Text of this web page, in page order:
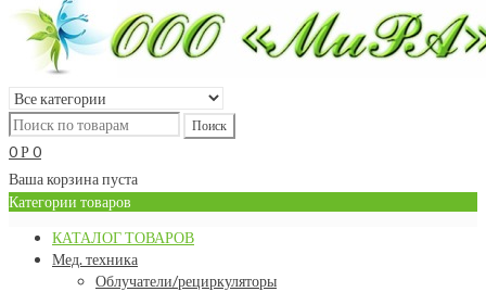
0 Р 0
Ваша корзина пуста
Категории товаров
КАТАЛОГ ТОВАРОВ
Мед. техника
Облучатели/рециркуляторы